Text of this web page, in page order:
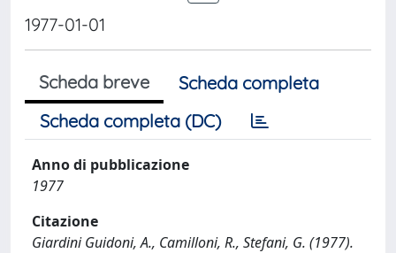
1977-01-01
Scheda breve
Scheda completa
Scheda completa (DC)
Anno di pubblicazione
1977
Citazione
Giardini Guidoni, A., Camilloni, R., Stefani, G. (1977).